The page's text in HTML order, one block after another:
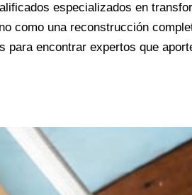
especializados en
como una reconstrucción
para encontrar expertos que